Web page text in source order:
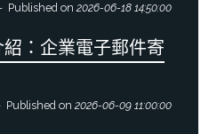
Published on 2026-06-18 14:50:00
：企業電子郵件寄
Published on 2026-06-09 11:00:00